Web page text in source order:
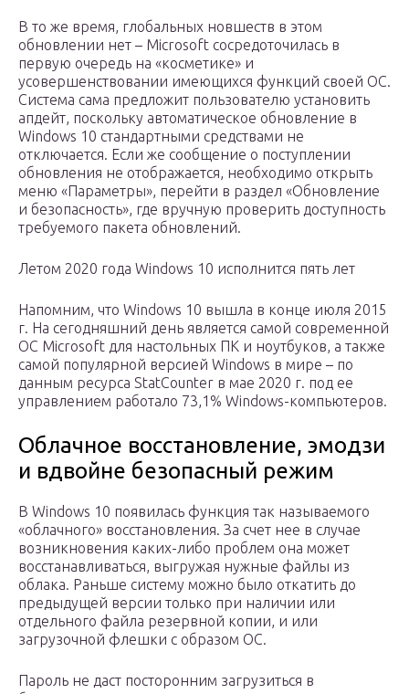
В то же время, глобальных новшеств в этом
обновлении нет – Microsoft сосредоточилась в
первую очередь на «косметике» и
усовершенствовании имеющихся функций своей ОС.
Система сама предложит пользователю установить
апдейт, поскольку автоматическое обновление в
Windows 10 стандартными средствами не
отключается. Если же сообщение о поступлении
обновления не отображается, необходимо открыть
меню «Параметры», перейти в раздел «Обновление
и безопасность», где вручную проверить доступность
требуемого пакета обновлений.
Летом 2020 года Windows 10 исполнится пять лет
Напомним, что Windows 10 вышла в конце июля 2015
г. На сегодняшний день является самой современной
ОС Microsoft для настольных ПК и ноутбуков, а также
самой популярной версией Windows в мире – по
данным ресурса StatCounter в мае 2020 г. под ее
управлением работало 73,1% Windows-компьютеров.
Облачное восстановление, эмодзи
и вдвойне безопасный режим
В Windows 10 появилась функция так называемого
«облачного» восстановления. За счет нее в случае
возникновения каких-либо проблем она может
восстанавливаться, выгружая нужные файлы из
облака. Раньше систему можно было откатить до
предыдущей версии только при наличии или
отдельного файла резервной копии, и или
загрузочной флешки с образом ОС.
Пароль не даст посторонним загрузиться в